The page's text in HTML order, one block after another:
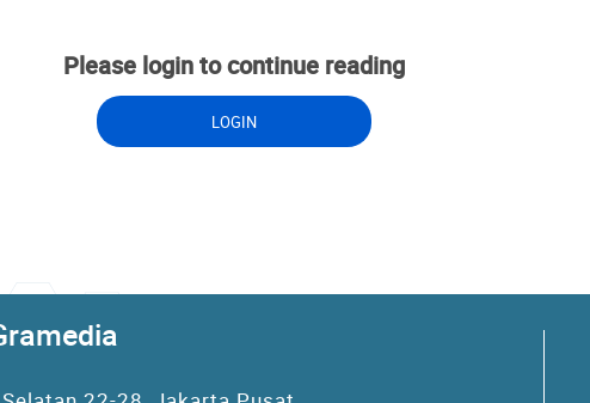
Please login to continue reading
LOGIN